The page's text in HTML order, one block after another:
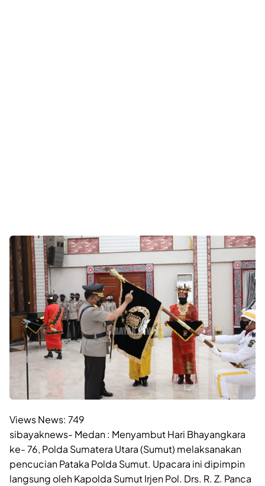
Views News: 749
sibayaknews- Medan : Menyambut Hari Bhayangkara
ke- 76, Polda Sumatera Utara (Sumut) melaksanakan
pencucian Pataka Polda Sumut. Upacara ini dipimpin
langsung oleh Kapolda Sumut Irjen Pol. Drs. R. Z. Panca